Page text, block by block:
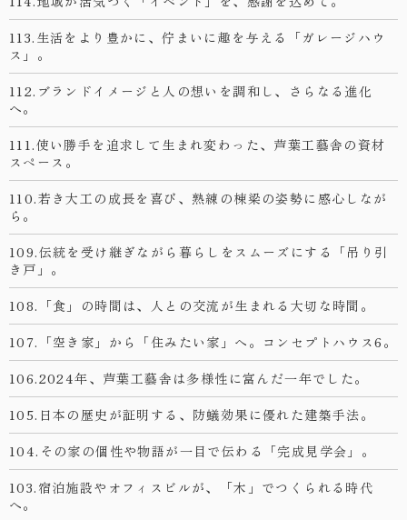
113.生活をより豊かに、佇まいに趣を与える「ガレージハウ
ス」。
112.ブランドイメージと人の想いを調和し、さらなる進化
へ。
111.使い勝手を追求して生まれ変わった、芦葉工藝舎の資材
スペース。
110.若き大工の成長を喜び、熟練の棟梁の姿勢に感心しなが
ら。
109.伝統を受け継ぎながら暮らしをスムーズにする「吊り引
き戸」。
108.「食」の時間は、人との交流が生まれる大切な時間。
107.「空き家」から「住みたい家」へ。コンセプトハウス6。
106.2024年、芦葉工藝舎は多様性に富んだ一年でした。
105.日本の歴史が証明する、防蟻効果に優れた建築手法。
104.その家の個性や物語が一目で伝わる「完成見学会」。
103.宿泊施設やオフィスビルが、「木」でつくられる時代
へ。